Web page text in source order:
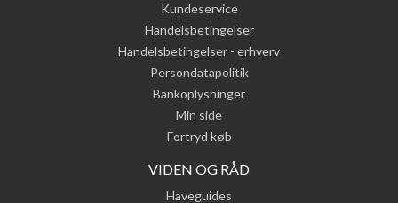
Kundeservice
Handelsbetingelser
Handelsbetingelser - erhverv
Persondatapolitik
Bankoplysninger
Min side
Fortryd køb
VIDEN OG RÅD
Haveguides